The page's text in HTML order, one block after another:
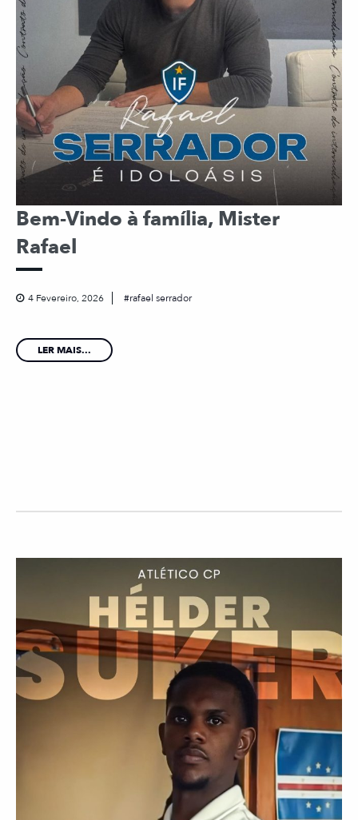
Bem-Vindo à família, Mister
Rafael
4 Fevereiro, 2026 rafael serrador
LER MAIS...